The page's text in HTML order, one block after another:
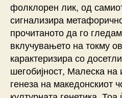
фолклорен лик, од
сигнализира
прочитаното да го
вклучувањето на токму
карактеризира со
шегобијност, Малеска на
генеза на македонскиот